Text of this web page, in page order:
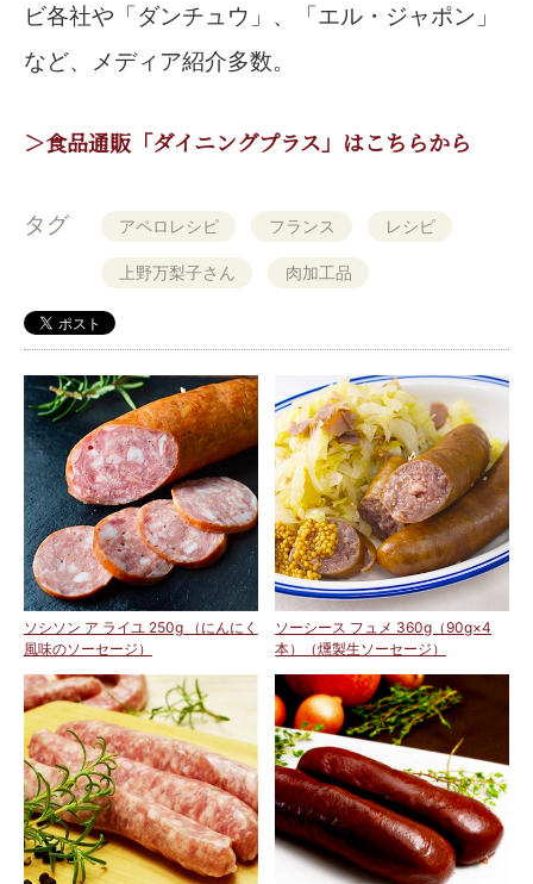
ビ各社や「ダンチュウ」、「エル・ジャポン」
など、メディア紹介多数。
＞食品通販「ダイニングプラス」はこちらから
タグ アペロレシピ フランス レシピ
上野万梨子さん 肉加工品
ソシソン ア ライユ 250g （にんにく
風味のソーセージ）
ソーシース フュメ 360g（90g×4
本）（燻製生ソーセージ）